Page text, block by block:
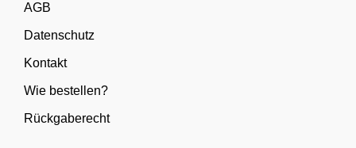
AGB
Datenschutz
Kontakt
Wie bestellen?
Rückgaberecht